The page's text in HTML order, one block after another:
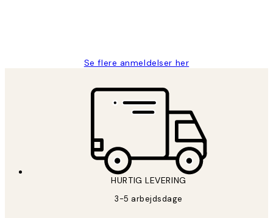
Se flere anmeldelser her
HURTIG LEVERING
3-5 arbejdsdage